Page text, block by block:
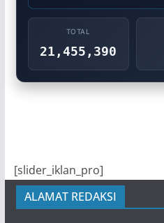
TOTAL
21,455,390
[slider_iklan_pro]
ALAMAT REDAKSI